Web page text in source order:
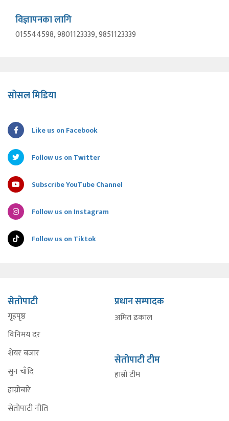
विज्ञापनका लागि
015544598, 9801123339, 9851123339
सोसल मिडिया
Like us on Facebook
Follow us on Twitter
Subscribe YouTube Channel
Follow us on Instagram
Follow us on Tiktok
सेतोपाटी
गृहपृष्ठ
विनिमय दर
शेयर बजार
सुन चाँदि
हाम्रोबारे
सेतोपाटी नीति
प्रधान सम्पादक
अमित ढकाल
सेतोपाटी टीम
हाम्रो टीम